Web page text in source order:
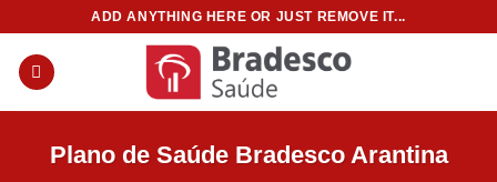
content
ADD ANYTHING HERE OR JUST REMOVE IT...
Plano de Saúde Bradesco Arantina